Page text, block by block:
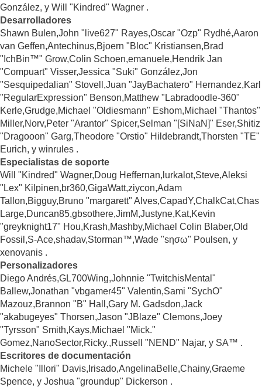
González, y Will "Kindred" Wagner .
Desarrolladores
Shawn Bulen,John "live627" Rayes,Oscar "Ozp" Rydhé,Aaron
van Geffen,Antechinus,Bjoern "Bloc" Kristiansen,Brad
"IchBin™" Grow,Colin Schoen,emanuele,Hendrik Jan
"Compuart" Visser,Jessica "Suki" González,Jon
"Sesquipedalian" Stovell,Juan "JayBachatero" Hernandez,Karl
"RegularExpression" Benson,Matthew "Labradoodle-360"
Kerle,Grudge,Michael "Oldiesmann" Eshom,Michael "Thantos"
Miller,Norv,Peter "Arantor" Spicer,Selman "[SiNaN]" Eser,Shitiz
"Dragooon" Garg,Theodore "Orstio" Hildebrandt,Thorsten "TE"
Eurich, y winrules .
Especialistas de soporte
Will "Kindred" Wagner,Doug Heffernan,lurkalot,Steve,Aleksi
"Lex" Kilpinen,br360,GigaWatt,ziycon,Adam
Tallon,Bigguy,Bruno "margarett" Alves,CapadY,ChalkCat,Chas
Large,Duncan85,gbsothere,JimM,Justyne,Kat,Kevin
"greyknight17" Hou,Krash,Mashby,Michael Colin Blaber,Old
Fossil,S-Ace,shadav,Storman™,Wade "sησω" Poulsen, y
xenovanis .
Personalizadores
Diego Andrés,GL700Wing,Johnnie "TwitchisMental"
Ballew,Jonathan "vbgamer45" Valentin,Sami "SychO"
Mazouz,Brannon "B" Hall,Gary M. Gadsdon,Jack
"akabugeyes" Thorsen,Jason "JBlaze" Clemons,Joey
"Tyrsson" Smith,Kays,Michael "Mick."
Gomez,NanoSector,Ricky.,Russell "NEND" Najar, y SA™ .
Escritores de documentación
Michele "Illori" Davis,Irisado,AngelinaBelle,Chainy,Graeme
Spence, y Joshua "groundup" Dickerson .